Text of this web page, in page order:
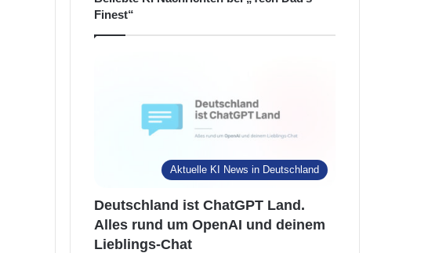
Finest“
Aktuelle KI News in Deutschland
Deutschland ist ChatGPT Land.
Alles rund um OpenAI und deinem
Lieblings-Chat